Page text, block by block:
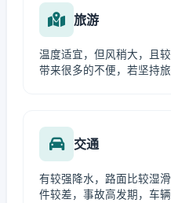
旅游
温度适宜，但风稍大，且
带来很多的不便，若坚持
交通
有较强降水，路面比较湿
件较差，事故高发期，车辆